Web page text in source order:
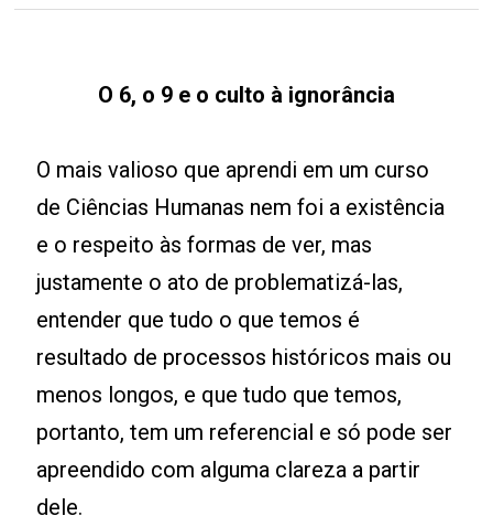
O 6, o 9 e o culto à ignorância
O mais valioso que aprendi em um curso
de Ciências Humanas nem foi a existência
e o respeito às formas de ver, mas
justamente o ato de problematizá-las,
entender que tudo o que temos é
resultado de processos históricos mais ou
menos longos, e que tudo que temos,
portanto, tem um referencial e só pode ser
apreendido com alguma clareza a partir
dele.